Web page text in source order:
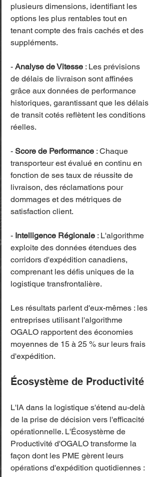
plusieurs dimensions, identifiant les
options les plus rentables tout en
tenant compte des frais cachés et des
suppléments.
- Analyse de Vitesse : Les prévisions
de délais de livraison sont affinées
grâce aux données de performance
historiques, garantissant que les délais
de transit cotés reflètent les conditions
réelles.
- Score de Performance : Chaque
transporteur est évalué en continu en
fonction de ses taux de réussite de
livraison, des réclamations pour
dommages et des métriques de
satisfaction client.
- Intelligence Régionale : L'algorithme
exploite des données étendues des
corridors d'expédition canadiens,
comprenant les défis uniques de la
logistique transfrontalière.
Les résultats parlent d'eux-mêmes : les
entreprises utilisant l'algorithme
OGALO rapportent des économies
moyennes de 15 à 25 % sur leurs frais
d'expédition.
Écosystème de Productivité
L'IA dans la logistique s'étend au-delà
de la prise de décision vers l'efficacité
opérationnelle. L'Écosystème de
Productivité d'OGALO transforme la
façon dont les PME gèrent leurs
opérations d'expédition quotidiennes :